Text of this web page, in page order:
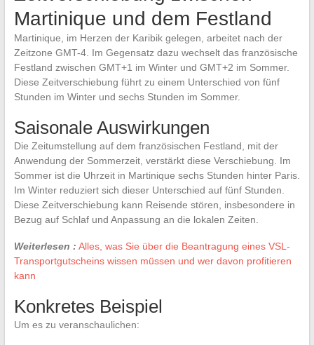
Martinique und dem Festland
Martinique, im Herzen der Karibik gelegen, arbeitet nach der
Zeitzone GMT-4. Im Gegensatz dazu wechselt das französische
Festland zwischen GMT+1 im Winter und GMT+2 im Sommer.
Diese Zeitverschiebung führt zu einem Unterschied von fünf
Stunden im Winter und sechs Stunden im Sommer.
Saisonale Auswirkungen
Die Zeitumstellung auf dem französischen Festland, mit der
Anwendung der Sommerzeit, verstärkt diese Verschiebung. Im
Sommer ist die Uhrzeit in Martinique sechs Stunden hinter Paris.
Im Winter reduziert sich dieser Unterschied auf fünf Stunden.
Diese Zeitverschiebung kann Reisende stören, insbesondere in
Bezug auf Schlaf und Anpassung an die lokalen Zeiten.
Weiterlesen : Alles, was Sie über die Beantragung eines VSL-
Transportgutscheins wissen müssen und wer davon profitieren
kann
Konkretes Beispiel
Um es zu veranschaulichen: